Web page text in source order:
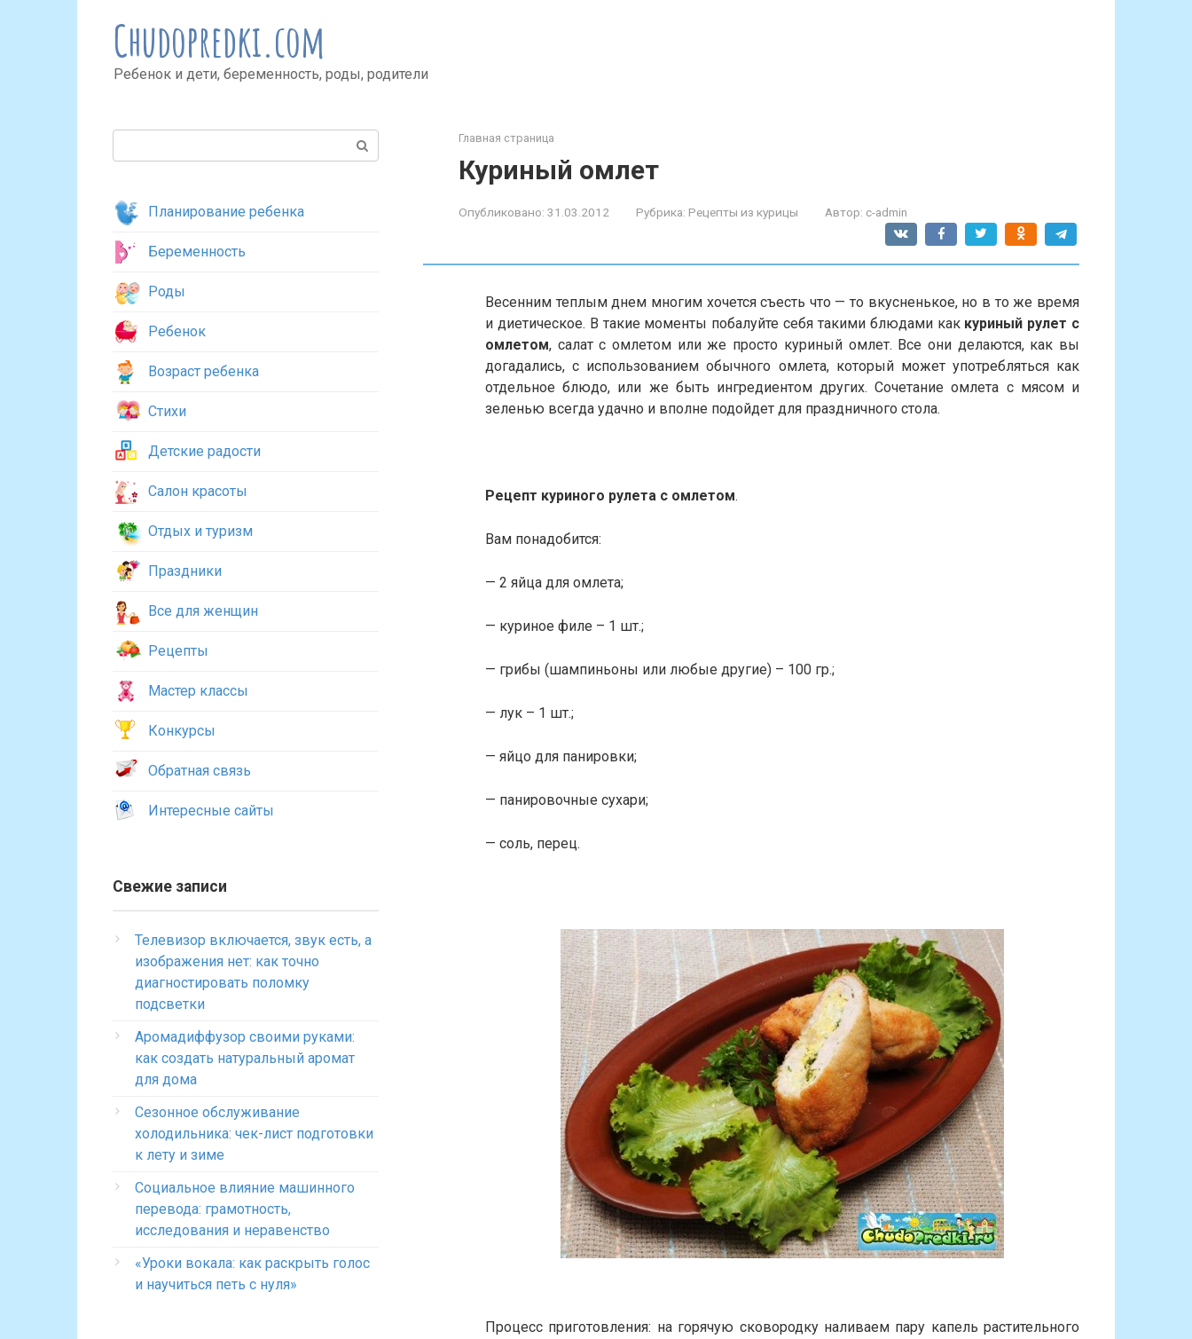
Chudopredki.com
Ребенок и дети, беременность, роды, родители
Главная страница
Куриный омлет
Опубликовано: 31.03.2012 Рубрика: Рецепты из курицы Автор: c-admin
Весенним теплым днем многим хочется съесть что — то вкусненькое, но в то же время
и диетическое. В такие моменты побалуйте себя такими блюдами как куриный рулет с
омлетом, салат с омлетом или же просто куриный омлет. Все они делаются, как вы
догадались, с использованием обычного омлета, который может употребляться как
отдельное блюдо, или же быть ингредиентом других. Сочетание омлета с мясом и
зеленью всегда удачно и вполне подойдет для праздничного стола.
Рецепт куриного рулета с омлетом.
Вам понадобится:
— 2 яйца для омлета;
— куриное филе – 1 шт.;
— грибы (шампиньоны или любые другие) – 100 гр.;
— лук – 1 шт.;
— яйцо для панировки;
— панировочные сухари;
— соль, перец.
Процесс приготовления: на горячую сковородку наливаем пару капель растительного
Планирование ребенка
Беременность
Роды
Ребенок
Возраст ребенка
Стихи
Детские радости
Салон красоты
Отдых и туризм
Праздники
Все для женщин
Рецепты
Мастер классы
Конкурсы
Обратная связь
Интересные сайты
Свежие записи
Телевизор включается, звук есть, а
изображения нет: как точно
диагностировать поломку
подсветки
Аромадиффузор своими руками:
как создать натуральный аромат
для дома
Сезонное обслуживание
холодильника: чек-лист подготовки
к лету и зиме
Социальное влияние машинного
перевода: грамотность,
исследования и неравенство
«Уроки вокала: как раскрыть голос
и научиться петь с нуля»